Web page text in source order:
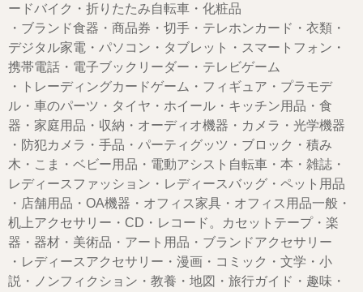
ードバイク・折りたたみ自転車・化粧品
・ブランド食器・商品券・切手・テレホンカード・衣類・
デジタル家電・パソコン・タブレット・スマートフォン・
携帯電話・電子ブックリーダー・テレビゲーム
・トレーディングカードゲーム・フィギュア・プラモデ
ル・車のパーツ・タイヤ・ホイール・キッチン用品・食
器・家庭用品・収納・オーディオ機器・カメラ・光学機器
・防犯カメラ・手品・パーティグッツ・ブロック・積み
木・こま・ベビー用品・電動アシスト自転車・本・雑誌・
レディースファッション・レディースバッグ・ペット用品
・店舗用品・OA機器・オフィス家具・オフィス用品一般・
机上アクセサリー・CD・レコード。カセットテープ・楽
器・器材・美術品・アート用品・ブランドアクセサリー
・レディースアクセサリー・漫画・コミック・文学・小
説・ノンフィクション・教養・地図・旅行ガイド・趣味・